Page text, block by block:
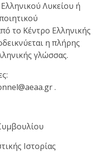
Λυκείου ή
το Κέντρο Ελληνικής
η πλήρης
γλώσσας.
.
Ιστορίας